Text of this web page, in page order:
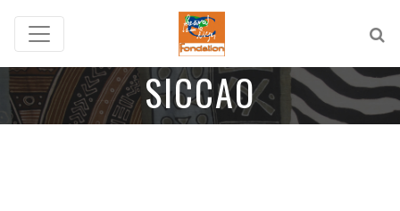
SICCAO